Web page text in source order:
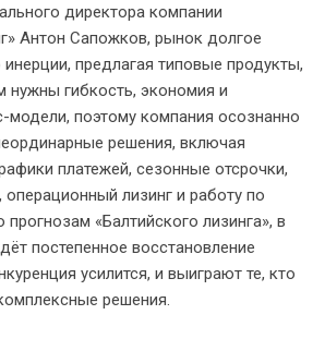
директора компании
Антон Сапожков, рынок долгое
предлагая типовые продукты,
нужны гибкость, экономия и
модели, поэтому компания осознанно
решения, включая
платежей, сезонные отсрочки,
операционный лизинг и работу по
«Балтийского лизинга», в
постепенное восстановление
усилится, и выиграют те, кто
решения.